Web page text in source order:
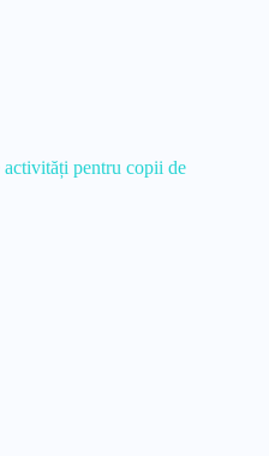
pentru copii de